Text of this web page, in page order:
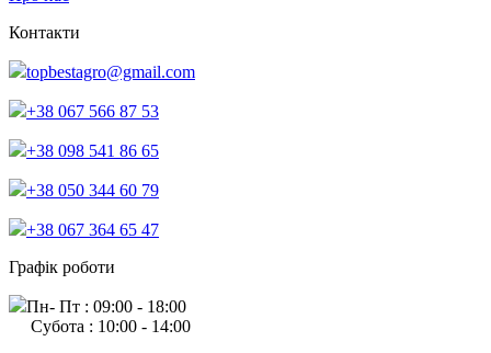
Контакти
topbestagro@gmail.com
+38 067 566 87 53
+38 098 541 86 65
+38 050 344 60 79
+38 067 364 65 47
Графік роботи
Пн- Пт : 09:00 - 18:00
Субота : 10:00 - 14:00